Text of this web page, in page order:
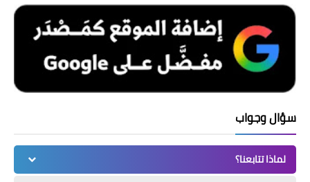
سؤال وجواب
لماذا تتابعنا؟